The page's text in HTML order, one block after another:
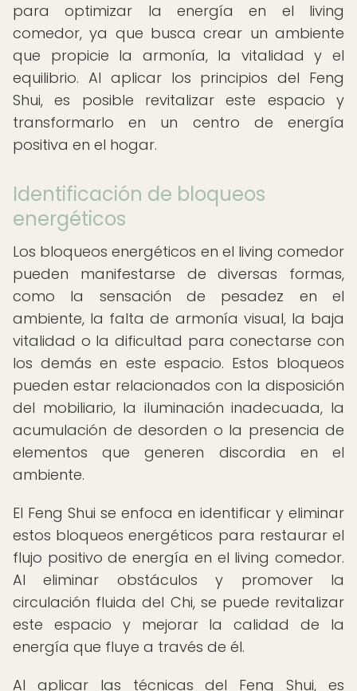
para optimizar la energía en el living
comedor, ya que busca crear un ambiente
que propicie la armonía, la vitalidad y el
equilibrio. Al aplicar los principios del Feng
Shui, es posible revitalizar este espacio y
transformarlo en un centro de energía
positiva en el hogar.
Identificación de bloqueos
energéticos
Los bloqueos energéticos en el living comedor
pueden manifestarse de diversas formas,
como la sensación de pesadez en el
ambiente, la falta de armonía visual, la baja
vitalidad o la dificultad para conectarse con
los demás en este espacio. Estos bloqueos
pueden estar relacionados con la disposición
del mobiliario, la iluminación inadecuada, la
acumulación de desorden o la presencia de
elementos que generen discordia en el
ambiente.
El Feng Shui se enfoca en identificar y eliminar
estos bloqueos energéticos para restaurar el
flujo positivo de energía en el living comedor.
Al eliminar obstáculos y promover la
circulación fluida del Chi, se puede revitalizar
este espacio y mejorar la calidad de la
energía que fluye a través de él.
Al aplicar las técnicas del Feng Shui, es